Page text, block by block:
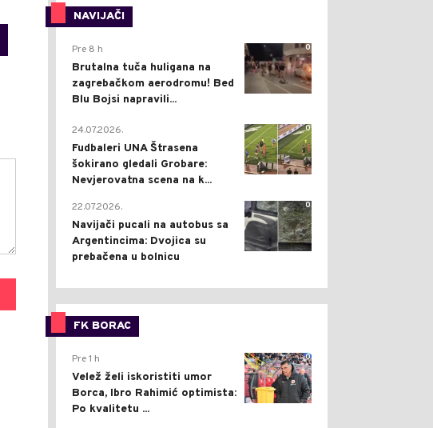
NAVIJAČI
0
Pre 8 h
Brutalna tuča huligana na
zagrebačkom aerodromu! Bed
Blu Bojsi napravili...
0
24.07.2026.
Fudbaleri UNA Štrasena
šokirano gledali Grobare:
Nevjerovatna scena na k...
0
22.07.2026.
Navijači pucali na autobus sa
Argentincima: Dvojica su
prebačena u bolnicu
FK BORAC
0
Pre 1 h
Velež želi iskoristiti umor
Borca, Ibro Rahimić optimista:
Po kvalitetu ...